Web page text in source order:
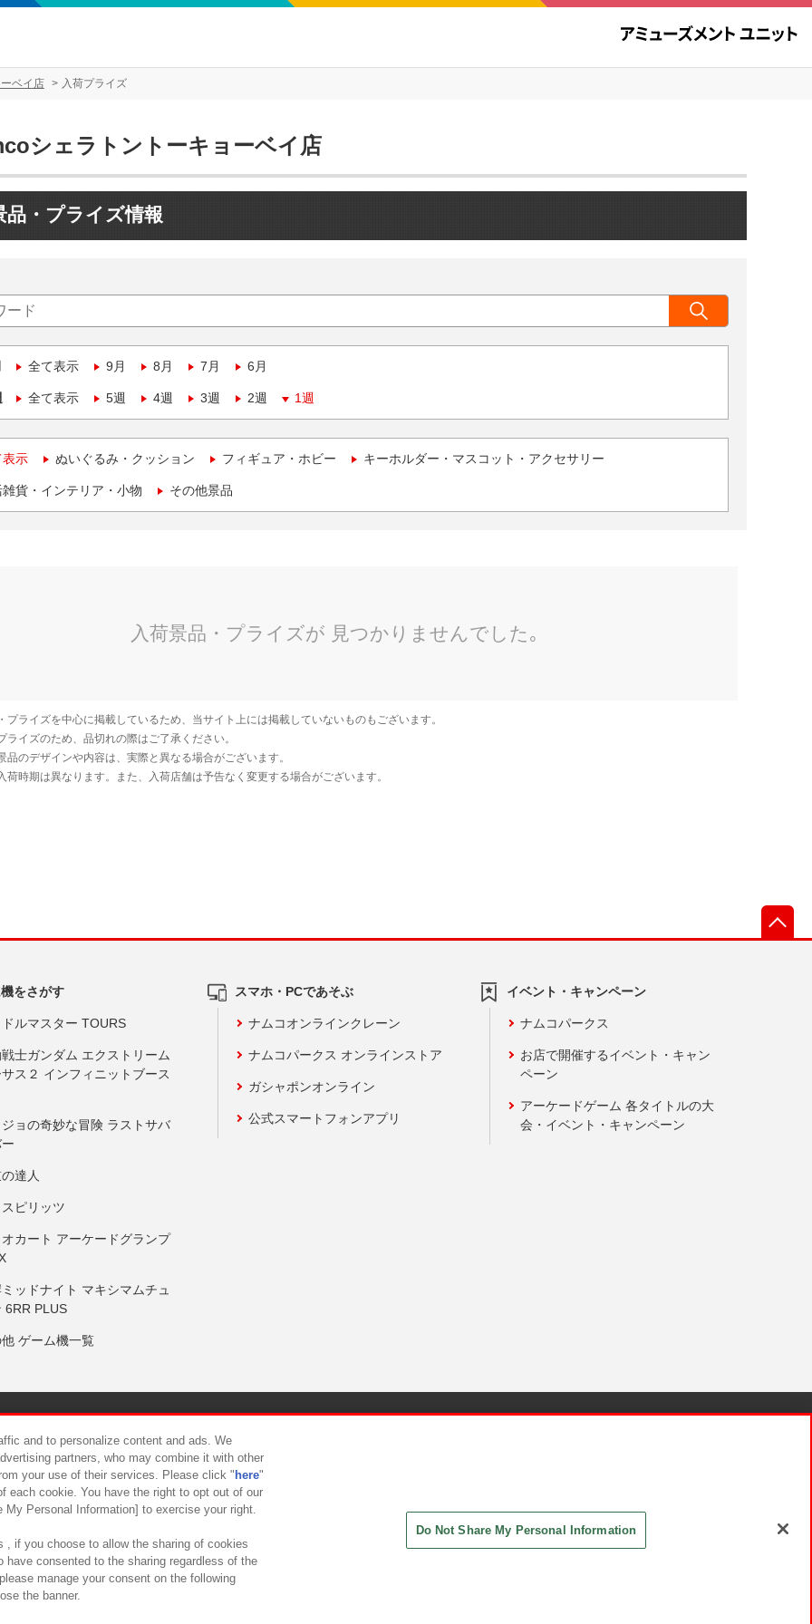
ベイ店 入荷プライズ
シェラトントーキョーベイ店
品・プライズ情報
全て表示 9月 8月 7月 6月
全て表示 5週 4週 3週 2週 1週
表示 ぬいぐるみ・クッション フィギュア・ホビー キーホルダー・マスコット・アクセサリー
貨・インテリア・小物 その他景品
をさがす
ルマスター TOURS
士ガンダム エクストリーム
ス２ インフィニットブース
ョの奇妙な冒険 ラストサバ
達人
ピリッツ
カート アーケードグランプ
ッドナイト マキシマムチュ
6RR PLUS
ゲーム機一覧
スマホ・PCであそぶ
ナムコオンラインクレーン
ナムコパークス オンラインストア
ガシャポンオンライン
公式スマートフォンアプリ
イベント・キャンペーン
ナムコパークス
お店で開催するイベント・キャン
ペーン
アーケードゲーム 各タイトルの大
会・イベント・キャンペーン
について カスタマーハラスメント対応方針
and to personalize content and ads. We
partners, who may combine it with other
your use of their services. Please click " here"
each cookie. You have the right to opt out of our
Personal Information] to exercise your right.
, if you choose to allow the sharing of cookies
have consented to the sharing regardless of the
manage your consent on the following
the banner.
Do Not Share My Personal Information